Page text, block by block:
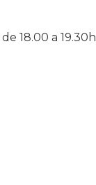
de 18.00 a 19.30h